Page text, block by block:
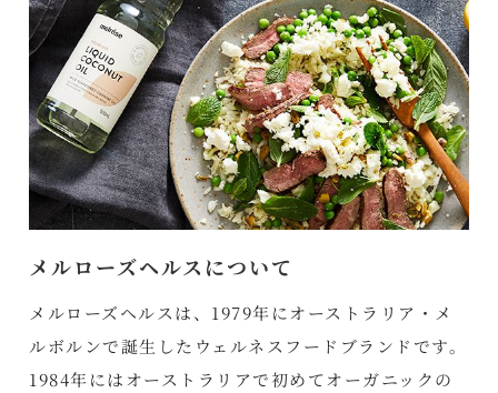
メルローズヘルスについて
メルローズヘルスは、1979年にオーストラリア・メ
ルボルンで誕生したウェルネスフードブランドです。
1984年にはオーストラリアで初めてオーガニックの